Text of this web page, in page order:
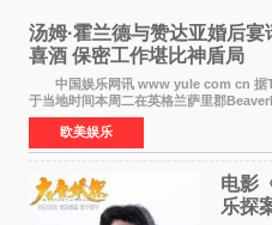
汤姆·霍兰德与赞达亚婚后
喜酒 保密工作堪比神盾局
中国娱乐网讯 www yule com cn 据
于当地时间本周二在英格兰萨里郡
顿）举办婚宴，邀请家人与朋友们喝喜酒
欧美娱乐
电影
乐探